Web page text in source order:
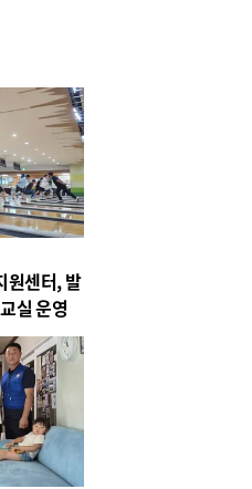
원센터, 발
실 운영